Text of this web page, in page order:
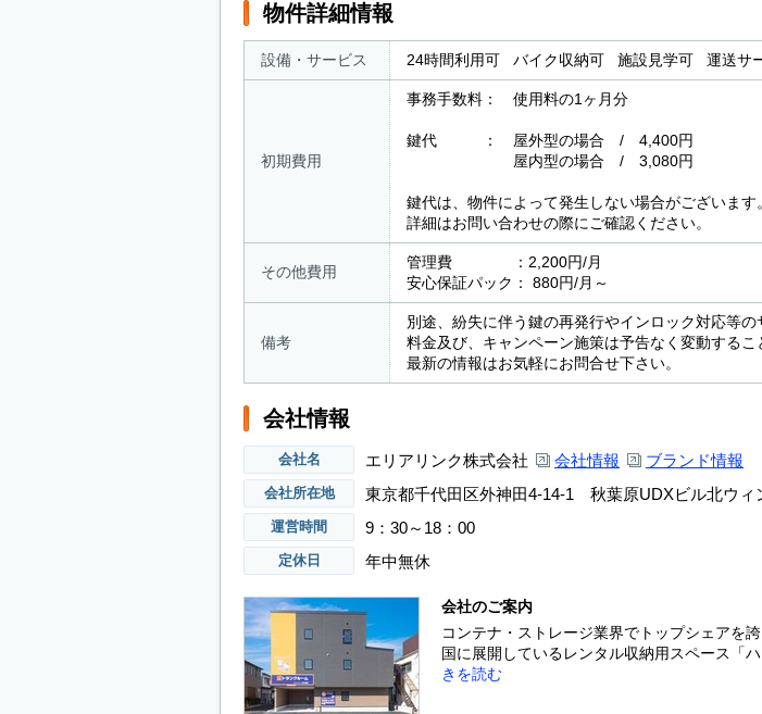
物件詳細情報
設備・サービス 24時間利用可 バイク収納可 施設見学可 運送サ
初期費用
事務手数料： 使用料の1ヶ月分
鍵代 ： 屋外型の場合 / 4,400円
屋内型の場合 / 3,080円
鍵代は、物件によって発生しない場合がございます。
詳細はお問い合わせの際にご確認ください。
その他費用
管理費 ：2,200円/月
安心保証パック： 880円/月～
備考
別途、紛失に伴う鍵の再発行やインロック対応等の
料金及び、キャンペーン施策は予告なく変動するこ
最新の情報はお気軽にお問合せ下さい。
会社情報
会社名 エリアリンク株式会社 会社情報 ブランド情報
会社所在地 東京都千代田区外神田4-14-1 秋葉原UDXビル北ウィ
運営時間 9：30～18：00
定休日 年中無休
会社のご案内
コンテナ・ストレージ業界でトップシェアを
国に展開しているレンタル収納用スペース「
きを読む